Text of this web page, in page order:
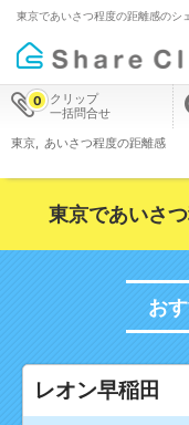
東京であいさつ程度の距離感のシ
クリップ
一括問合せ
0
東京 あいさつ程度の距離感
東京であいさ
お
レオン早稲田